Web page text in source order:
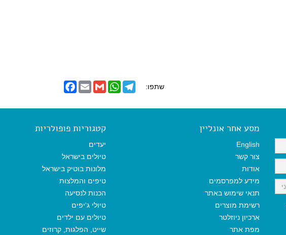
שתפו:
F
a
e
o
o
E
m
i
G
m
i
W
h
t
T
e
e
מסע אחר אונליין
English
צור קשר
אודות
מידע למפרסמים
תנאי שימוש באתר
רשימת מוצרים
ארכיון ניוזלטר
מפת אתר
קטגוריות פופולריות
יעדים
טיולים בישראל
מלונות בוטיק בישראל
טיפים והמלצות
הכנות לנסיעה
טיולי ג'יפים
טיולים עם ילדים
שייט, הפלגות, קרוזים